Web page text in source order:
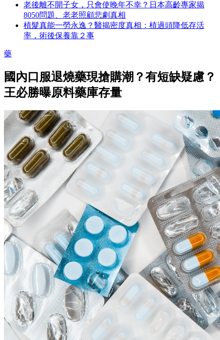
老後離不開子女，只會使晚年不幸？日本高齡專家揭
8050問題、老老照顧悲劇真相
植髮真能一勞永逸？醫揭密度真相：植過頭降低存活
率，術後保養靠２事
藥
國內口服退燒藥現搶購潮？有短缺疑慮？
王必勝曝原料藥庫存量